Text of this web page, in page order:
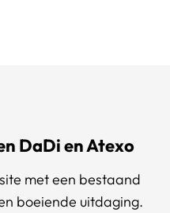
DaDi en Atexo
met een bestaand
boeiende uitdaging.